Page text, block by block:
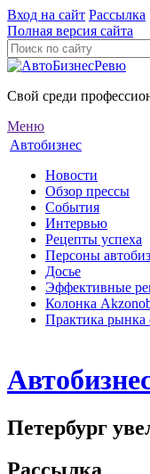
Вход на сайт Рассылка
Полная версия сайта
Свой среди
Меню
Автобизнес
Новости
Обзор прессы
События
Интервью
Рецепты успеха
Персоны
Досье
Эффективные
Колонка
Практика
Петербург
Рассылка